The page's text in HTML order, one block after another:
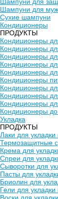
Шампуни для
Сухие шампуни
Кондиционеры
ПРОДУКТЫ
Кондиционеры
Кондиционеры
Кондиционеры
Кондиционеры
Кондиционеры
Кондиционеры
Кондиционеры
Кондиционеры
Кондиционеры
Кондиционеры
Укладка
ПРОДУКТЫ
Лаки для укладки
Термозащитные
Крема для
Спреи для
Сыворотки для
Пасты для
Бриолин для
Гели для укладки